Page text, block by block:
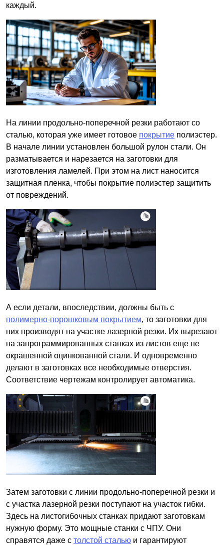
каждый.
На линии продольно-поперечной резки работают со
сталью, которая уже имеет готовое покрытие полиэстер.
В начале линии установлен большой рулон стали. Он
разматывается и нарезается на заготовки для
изготовления ламелей. При этом на лист наносится
защитная пленка, чтобы покрытие полиэстер защитить
от повреждений.
А если детали, впоследствии, должны быть с
полимерно-порошковым покрытием, то заготовки для
них производят на участке лазерной резки. Их вырезают
на запрограммированных станках из листов еще не
окрашенной оцинкованной стали. И одновременно
делают в заготовках все необходимые отверстия.
Соответствие чертежам контролирует автоматика.
Затем заготовки с линии продольно-поперечной резки и
с участка лазерной резки поступают на участок гибки.
Здесь на листогибочных станках придают заготовкам
нужную форму. Это мощные станки с ЧПУ. Они
справятся даже с толстой сталью и гарантируют